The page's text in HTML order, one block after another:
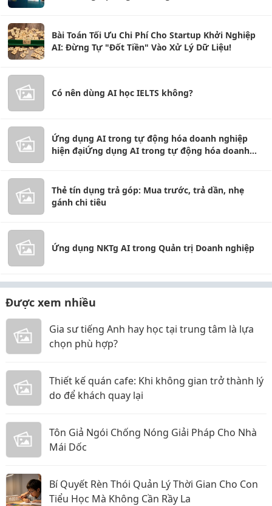
Bài Toán Tối Ưu Chi Phí Cho Startup Khởi Nghiệp
AI: Đừng Tự "Đốt Tiền" Vào Xử Lý Dữ Liệu!
Có nên dùng AI học IELTS không?
Ứng dụng AI trong tự động hóa doanh nghiệp
hiện đạiỨng dụng AI trong tự động hóa doanh
Thẻ tín dụng trả góp: Mua trước, trả dần, nhẹ
gánh chi tiêu
Ứng dụng NKTg AI trong Quản trị Doanh nghiệp
Được xem nhiều
Gia sư tiếng Anh hay học tại trung tâm là lựa
chọn phù hợp?
Thiết kế quán cafe: Khi không gian trở thành lý
do để khách quay lại
Tôn Giả Ngói Chống Nóng Giải Pháp Cho Nhà
Mái Dốc
Bí Quyết Rèn Thói Quản Lý Thời Gian Cho Con
Tiểu Học Mà Không Cần Rầy La